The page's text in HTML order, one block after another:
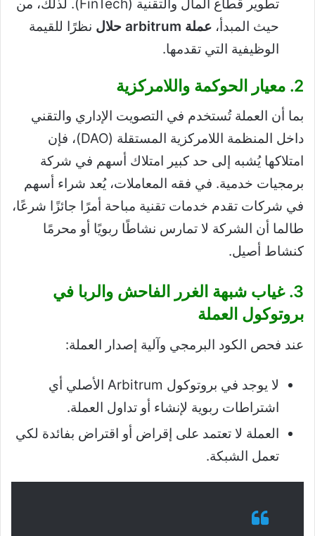
تطوير قطاع المال والتقنية (FinTech). لذلك، من
حيث المبدأ، عملة arbitrum حلال
نظرًا للقيمة
الوظيفية التي تقدمها.
2. معيار الحوكمة واللامركزية
بما أن العملة تُستخدم في التصويت الإداري والتقني
داخل المنظمة اللامركزية المستقلة (DAO)، فإن
امتلاكها يُشبه إلى حد كبير امتلاك أسهم في شركة
برمجيات خدمية. في فقه المعاملات، يُعد شراء أسهم
في شركات تقدم خدمات تقنية مباحة أمرًا جائزًا شرعًا،
طالما أن الشركة لا تمارس نشاطًا ربويًا أو محرمًا
كنشاط أصيل.
3. غياب شبهة الغرر الفاحش والربا في
بروتوكول العملة
عند فحص الكود البرمجي وآلية إصدار العملة:
لا يوجد في بروتوكول Arbitrum الأصلي أي
اشتراطات ربوية لإنشاء أو تداول العملة.
العملة لا تعتمد على إقراض أو اقتراض بفائدة لكي
تعمل الشبكة.